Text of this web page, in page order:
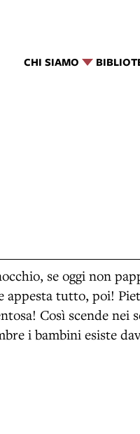
CHI SIAMO
se oggi non
appesta tutto, poi!
Così scende nei
i bambini esiste